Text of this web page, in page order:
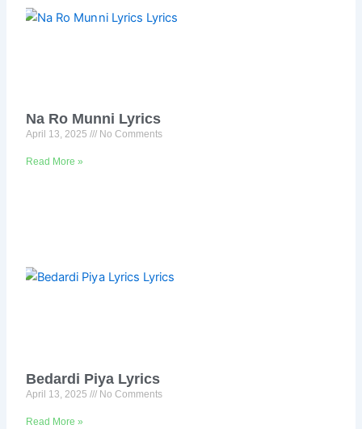
Na Ro Munni Lyrics
April 13, 2025 No Comments
Read More »
Bedardi Piya Lyrics
April 13, 2025 No Comments
Read More »